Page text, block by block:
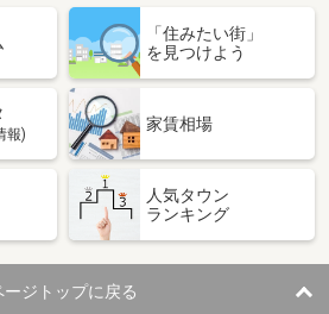
「住みたい街」
を見つけよう
報)
家賃相場
人気タウン
ランキング
ージトップに戻る